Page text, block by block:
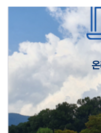
캠핑장(9월1
2026년 5월
캠핑장(9월1